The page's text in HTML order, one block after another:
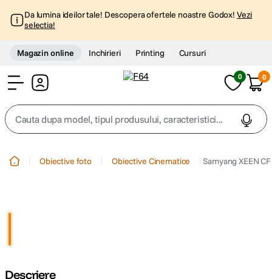
Da lumina ideilor tale! Descopera ofertele noastre Godox! Vezi
selectia!
Magazin online Inchirieri Printing Cursuri
0 0
Cauta dupa model, tipul produsului, caracteristici...
Obiective foto Obiective Cinematice Samyang XEEN
Descriere